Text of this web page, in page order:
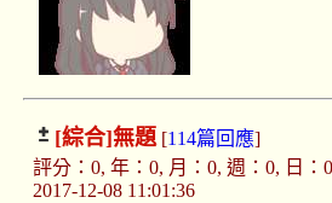
[綜合]無題[114篇回應]
評分：0, 年：0, 月：0, 週：0, 日：
2017-12-08 11:01:36